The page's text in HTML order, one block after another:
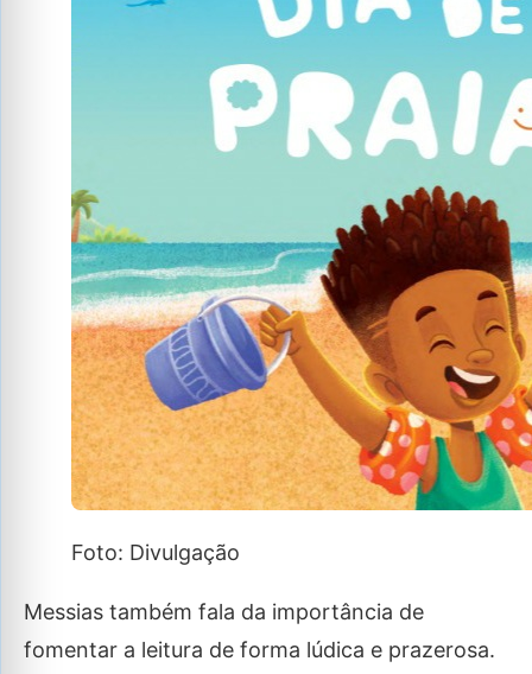
Foto: Divulgação
Messias também fala da importância de
fomentar a leitura de forma lúdica e prazerosa.